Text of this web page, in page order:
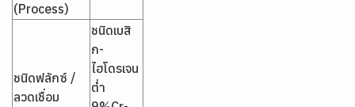
(Process)
ชนิดฟลักซ์ /
ลวดเชื่อม
ชนิดเบสิ
ก-
ไฮโดรเจน
ต่ำ